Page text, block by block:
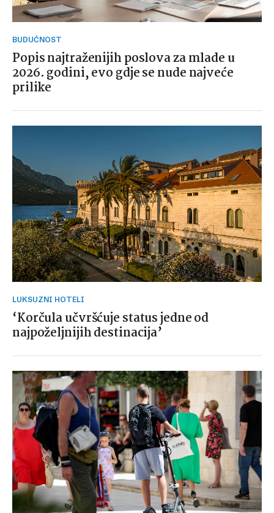
BUDUĆNOST
Popis najtraženijih poslova za mlade u
2026. godini, evo gdje se nude najveće
prilike
LUKSUZNI HOTELI
‘Korčula učvršćuje status jedne od
najpoželjnijih destinacija’